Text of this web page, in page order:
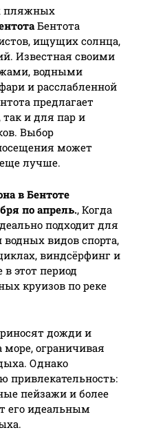
пляжных
Бентота
ищущих солнца,
Известная своими
водными
и расслабленной
предлагает
и для пар и
Выбор
может
лучше.
в Бентоте
по апрель., Когда
подходит для
видов спорта,
виндсёрфинг и
этот период
круизов по реке
дожди и
море, ограничивая
Однако
привлекательность:
пейзажи и более
его идеальным